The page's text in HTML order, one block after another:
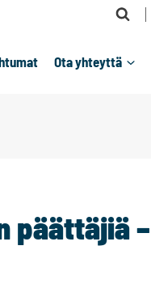
Ota yhteyttä
päättäjiä –